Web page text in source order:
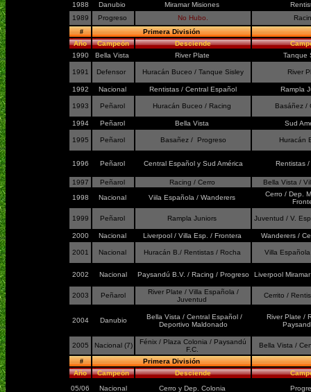
1988
Danubio Miramar Misiones
1989
Progreso No Hubo.
#
Primera División
Año
Campeón Desciende
1990
Bella Vista River Plate Tanque
1991 Defensor Huracán Buceo / Tanque Sisley River
1992 Nacional Rentistas / Central Español Rampla
1993 Peñarol Huracán Buceo / Racing Basáñez
1994 Peñarol Bella Vista Sud
1995 Peñarol Basañez / Progreso Huracán
1996 Peñarol Central Español y Sud América Rentistas
1997 Peñarol Racing / Cerro
Bella Vista /
1998
Nacional Viila Española / Wanderers
Cerro / Dep.
1999 Peñarol Rampla Juniors Juventud / V.
2000 Nacional Liverpool / Villa Esp. / Frontera Wanderers /
2001 Nacional Huracán B./ Rentistas / Rocha Villa
2002 Nacional Paysandú B.V. / Racing / Progreso Liverpool
2003 Peñarol
River Plate / Villa Española /
Juventud
Cerrito /
2004 Danubio
Bella Vista / Central Español /
Deportivo Maldonado
River Plate /
2005 Nacional (7)
Fénix / Plaza Colonia / Paysandú
F.C.
Bella Vista /
#
Primera División
Año
Campeón Desciende
05/06
Nacional Cerro y Dep. Colonia